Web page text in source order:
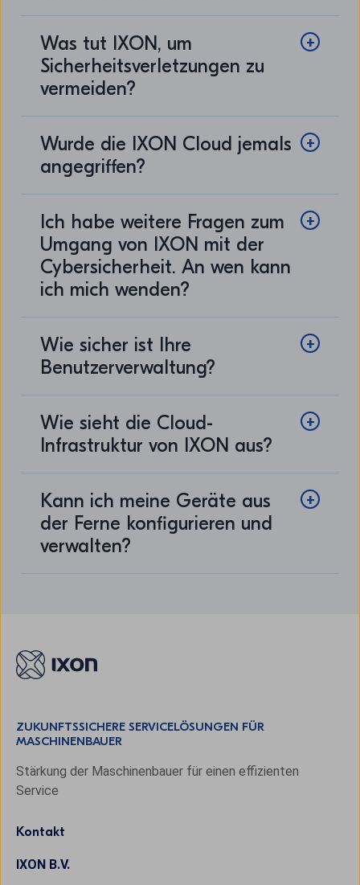
Was tut IXON, um
Sicherheitsverletzungen zu
vermeiden?
Wurde die IXON Cloud jemals
angegriffen?
Ich habe weitere Fragen zum
Umgang von IXON mit der
Cybersicherheit. An wen kann
ich mich wenden?
Wie sicher ist Ihre
Benutzerverwaltung?
Wie sieht die Cloud-
Infrastruktur von IXON aus?
Kann ich meine Geräte aus
der Ferne konfigurieren und
verwalten?
ZUKUNFTSSICHERE SERVICELÖSUNGEN FÜR
MASCHINENBAUER
Stärkung der Maschinenbauer für einen effizienten
Service
Kontakt
IXON B.V.